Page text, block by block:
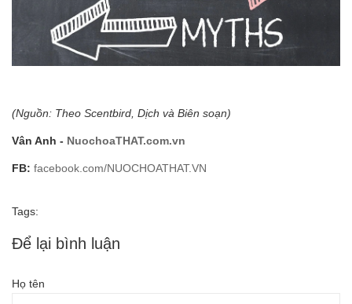
(Nguồn: Theo Scentbird, Dịch và Biên soạn)
Vân Anh - NuochoaTHAT.com.vn
FB: facebook.com/NUOCHOATHAT.VN
Tags:
Để lại bình luận
Họ tên